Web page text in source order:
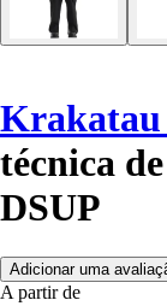
Krakatau
técnica
DSUP
Adicionar uma
A partir de